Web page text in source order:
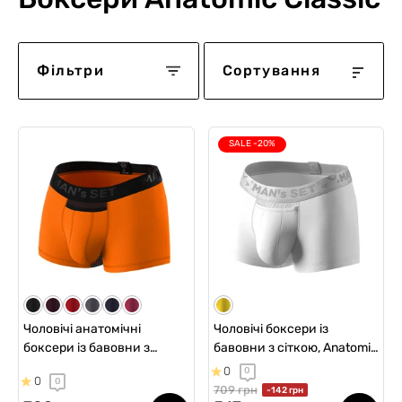
Фільтри Сортування
Чоловічі анатомічні
боксери із бавовни з
Light, Black Series,
0 0
SALE -20%
Чоловічі боксери із
бавовни з сіткою, Anatomic
Classic Light, Silver Series,
білий
0 0
709 грн -142 грн